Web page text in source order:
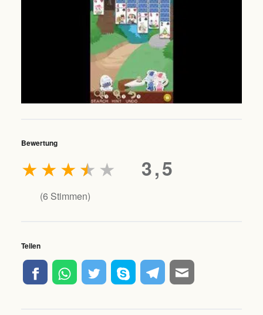
Bewertung
3,5
★
★
★
★
★
(6 Stimmen)
Teilen